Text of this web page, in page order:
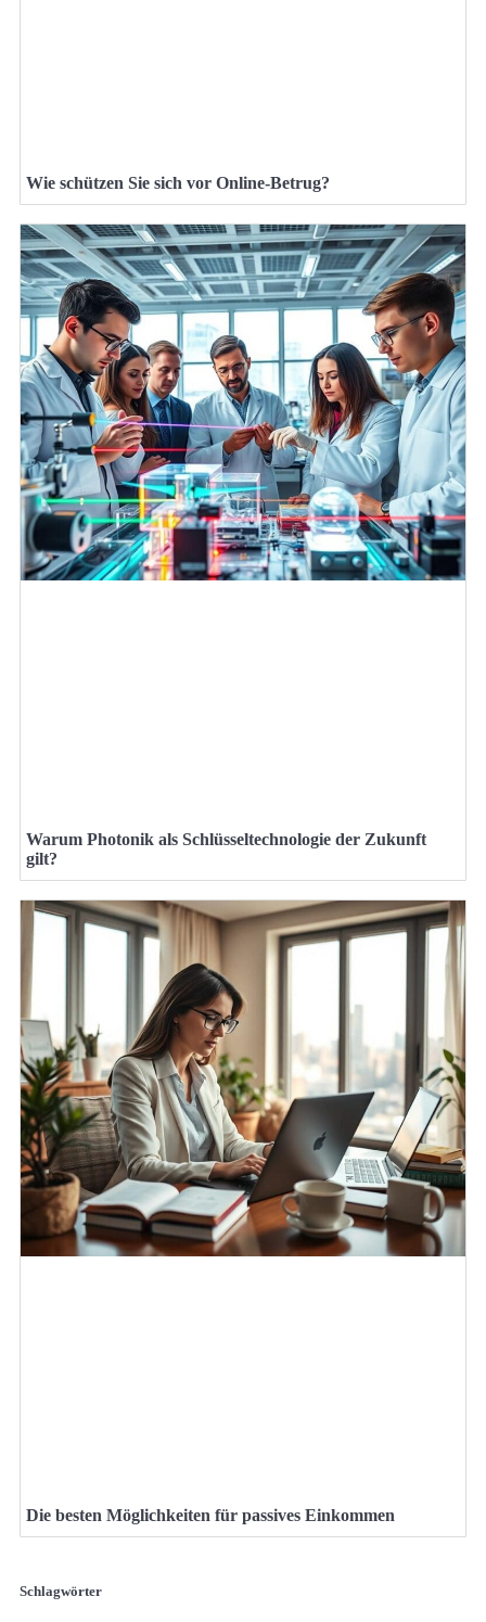
Wie schützen Sie sich vor Online-Betrug?
Warum Photonik als Schlüsseltechnologie der Zukunft
gilt?
Die besten Möglichkeiten für passives Einkommen
Schlagwörter